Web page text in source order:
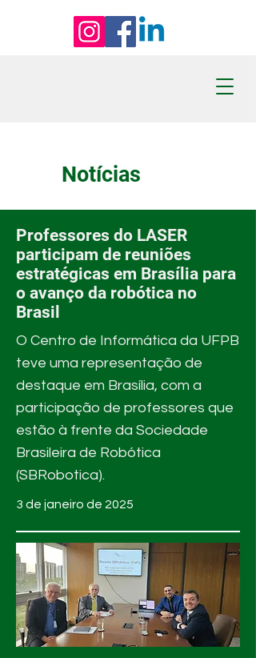
Notícias
Professores do LASER
participam de reuniões
estratégicas em Brasília para
o avanço da robótica no
Brasil
O Centro de Informática da UFPB
teve uma representação de
destaque em Brasília, com a
participação de professores que
estão à frente da Sociedade
Brasileira de Robótica
(SBRobotica).
3 de janeiro de 2025